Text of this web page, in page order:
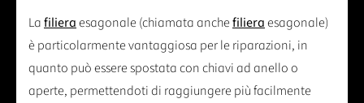
Lafilieraesagonale (chiamata anchefilieraesagonale)
è particolarmente vantaggiosa per le riparazioni, in
quanto può essere spostata con chiavi ad anello o
aperte, permettendoti di raggiungere più facilmente